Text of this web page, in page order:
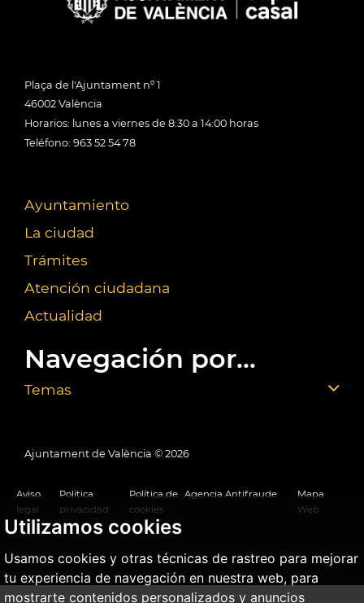
Utilizamos cookies
Usamos cookies y otras técnicas de rastreo para mejorar
tu experiencia de navegación en nuestra web, para
mostrarte contenidos personalizados y anuncios
Plaça de l'Ajuntament nº 1
46002 València
Horarios: lunes a viernes de 8:30 a 14:00 horas
Teléfono: 963 52 54 78
Ayuntamiento
La ciudad
Trámites
Atención ciudadana
Actualidad
Navegación por...
Temas
Ajuntament de València © 2026
Aviso
legal
Política
privacidad
Política de
cookies
Agencia Antifraude
Mapa
Web